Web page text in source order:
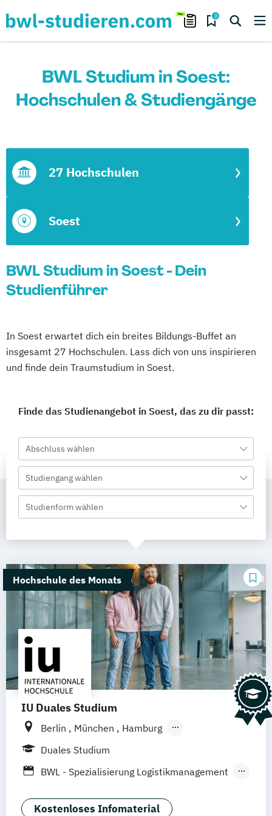
0
BWL Studium in Soest:
Hochschulen & Studiengänge
Soest
27 Hochschulen
BWL Studium in Soest - Dein
Studienführer
In Soest erwartet dich ein breites Bildungs-Buffet an
insgesamt 27 Hochschulen. Lass dich von uns inspirieren
und finde dein Traumstudium in Soest.
Finde das Studienangebot in Soest, das zu dir passt:
Abschluss wählen
Studiengang wählen
Studienform wählen
Hochschule des Monats
IU Duales Studium
Berlin München
Hamburg
Frankfurt am Main
Mannheim Leipzig Online-Campus
Augsburg Bielefeld Braunschweig
Dresden Duisburg Karlsruhe
Duales Studium
BWL - Spezialisierung Logistikmanagement
BWL -Spezialisierung Accounting &
Kostenloses Infomaterial